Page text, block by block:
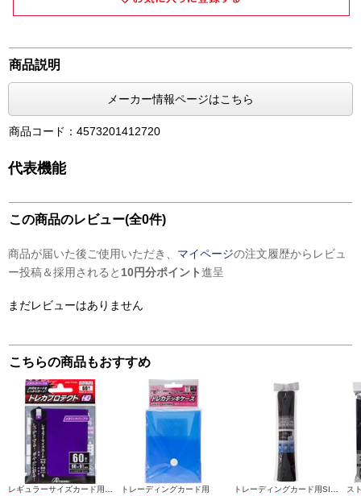
商品説明
メーカー情報ページはこちら
商品コード：4573201412720
代表機能
この商品のレビュー(全0件)
商品が届いた後ご使用いただき、 マイページの注文履歴からレビュ
ー投稿＆採用されると 10円分ポイント進呈
まだレビューはありません
こちらの商品もおすすめ
トレーディングカード用